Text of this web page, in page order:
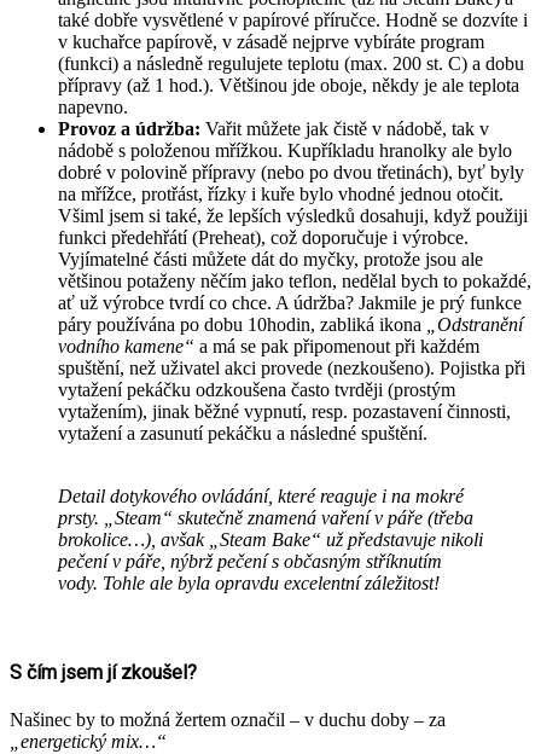
také dobře vysvětlené v papírové příručce. Hodně se dozvíte i
v kuchařce papírově, v zásadě nejprve vybíráte program
(funkci) a následně regulujete teplotu (max. 200 st. C) a dobu
přípravy (až 1 hod.). Většinou jde oboje, někdy je ale teplota
napevno.
Provoz a údržba: Vařit můžete jak čistě v nádobě, tak v
nádobě s položenou mřížkou. Kupříkladu hranolky ale bylo
dobré v polovině přípravy (nebo po dvou třetinách), byť byly
na mřížce, protřást, řízky i kuře bylo vhodné jednou otočit.
Všiml jsem si také, že lepších výsledků dosahuji, když použiji
funkci předehřátí (Preheat), což doporučuje i výrobce.
Vyjímatelné části můžete dát do myčky, protože jsou ale
většinou potaženy něčím jako teflon, nedělal bych to pokaždé,
ať už výrobce tvrdí co chce. A údržba? Jakmile je prý funkce
páry používána po dobu 10hodin, zabliká ikona „Odstranění
vodního kamene“ a má se pak připomenout při každém
spuštění, než uživatel akci provede (nezkoušeno). Pojistka při
vytažení pekáčku odzkoušena často tvrději (prostým
vytažením), jinak běžné vypnutí, resp. pozastavení činnosti,
vytažení a zasunutí pekáčku a následné spuštění.
Detail dotykového ovládání, které reaguje i na mokré
prsty. „Steam“ skutečně znamená vaření v páře (třeba
brokolice…), avšak „Steam Bake“ už představuje nikoli
pečení v páře, nýbrž pečení s občasným stříknutím
vody. Tohle ale byla opravdu excelentní záležitost!
S čím jsem jí zkoušel?
Našinec by to možná žertem označil – v duchu doby – za
„energetický mix…“